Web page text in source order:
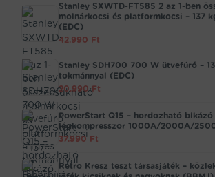
Stanley SXWTD-FT585 2 az 1-ben
molnárkocsi és platformkocsi – 137
(EDC)
42.990 Ft
Stanley SDH700 700 W ütvefúró –
tokmánnyal (EDC)
20.990Ft
PowerStart Q15 – hordozható bikázó
légkompresszor 1000A/2000A/
37.990 Ft
Retro Kresz teszt társasjáték –